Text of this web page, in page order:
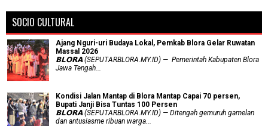
SOCIO CULTURAL
Ajang Nguri-uri Budaya Lokal, Pemkab Blora Gelar Ruwatan
Massal 2026
𝗕𝗟𝗢𝗥𝗔 (SEPUTARBLORA.MY.ID) — Pemerintah Kabupaten Blora
Jawa Tengah...
Kondisi Jalan Mantap di Blora Mantap Capai 70 persen,
Bupati Janji Bisa Tuntas 100 Persen
𝗕𝗟𝗢𝗥𝗔 (SEPUTARBLORA.MY.ID) — Ditengah gemuruh gamelan
dan antusiasme ribuan warga...